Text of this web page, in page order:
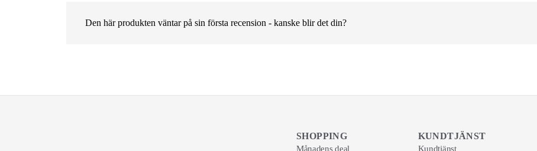
Den här produkten väntar på sin första recension - kanske blir det din?
SHOPPING
Månadens deal
KUNDTJÄNST
Kundtjänst